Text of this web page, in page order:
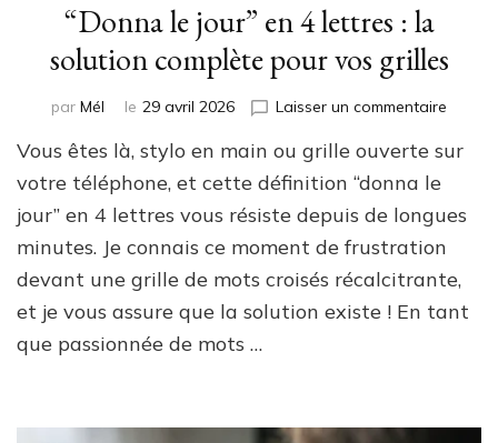
“Donna le jour” en 4 lettres : la
solution complète pour vos grilles
par Mél le 29 avril 2026 Laisser un commentaire
le
4
la
Vous êtes là, stylo en main ou grille ouverte sur
votre téléphone, et cette définition “donna le
jour” en 4 lettres vous résiste depuis de longues
minutes. Je connais ce moment de frustration
devant une grille de mots croisés récalcitrante,
et je vous assure que la solution existe ! En tant
que passionnée de mots …